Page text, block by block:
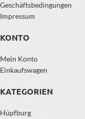
Geschäftsbedingungen
Impressum
KONTO
Mein Konto
Einkaufswagen
KATEGORIEN
Hüpfburg